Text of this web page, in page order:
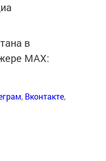
в
MАХ:
, Вконтакте,